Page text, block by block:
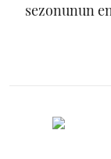
sezonunun